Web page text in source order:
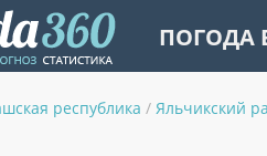
ПОГОДА
республика / Яльчикский